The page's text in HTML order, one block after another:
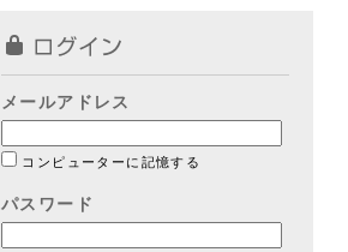
メールアドレス
コンピューターに記憶する
パスワード